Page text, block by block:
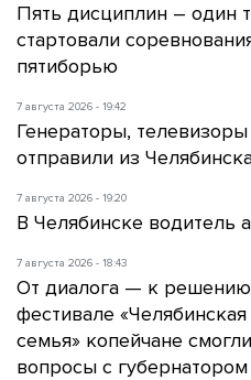
Пять дисциплин – один
стартовали
пятиборью
7 августа 2026 - 19:42
Генераторы,
отправили из
7 августа 2026 - 19:20
В Челябинске водитель
7 августа 2026 - 18:43
От диалога — к
фестивале
семья» копейчане
вопросы с губернатором